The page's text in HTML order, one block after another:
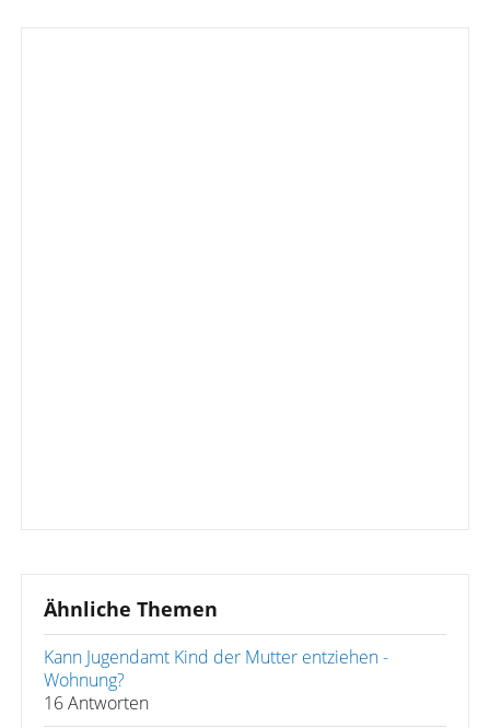
Ähnliche Themen
Kann Jugendamt Kind der Mutter entziehen -
Wohnung?
16 Antworten